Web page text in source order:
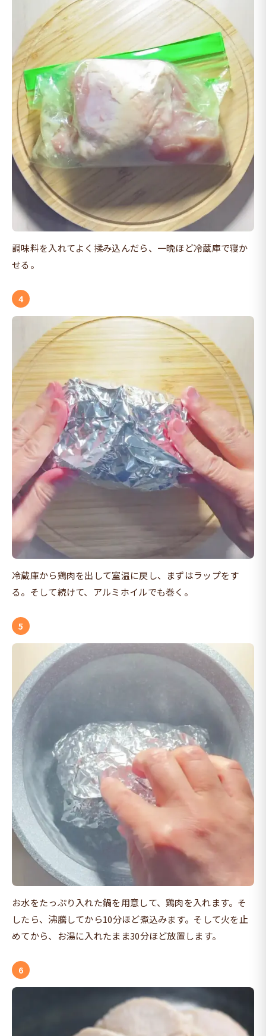
調味料を入れてよく揉み込んだら、一晩ほど冷蔵庫で寝か
せる。
冷蔵庫から鶏肉を出して室温に戻し、まずはラップをす
る。そして続けて、アルミホイルでも巻く。
お水をたっぷり入れた鍋を用意して、鶏肉を入れます。そ
したら、沸騰してから10分ほど煮込みます。そして火を止
めてから、お湯に入れたまま30分ほど放置します。